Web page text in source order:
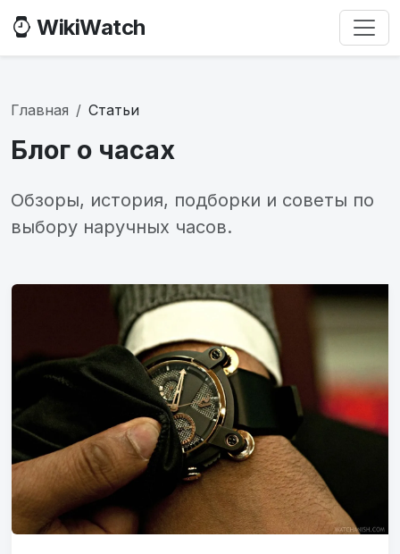
WikiWatch
Главная Статьи
Блог о часах
Обзоры, история, подборки и советы по
выбору наручных часов.